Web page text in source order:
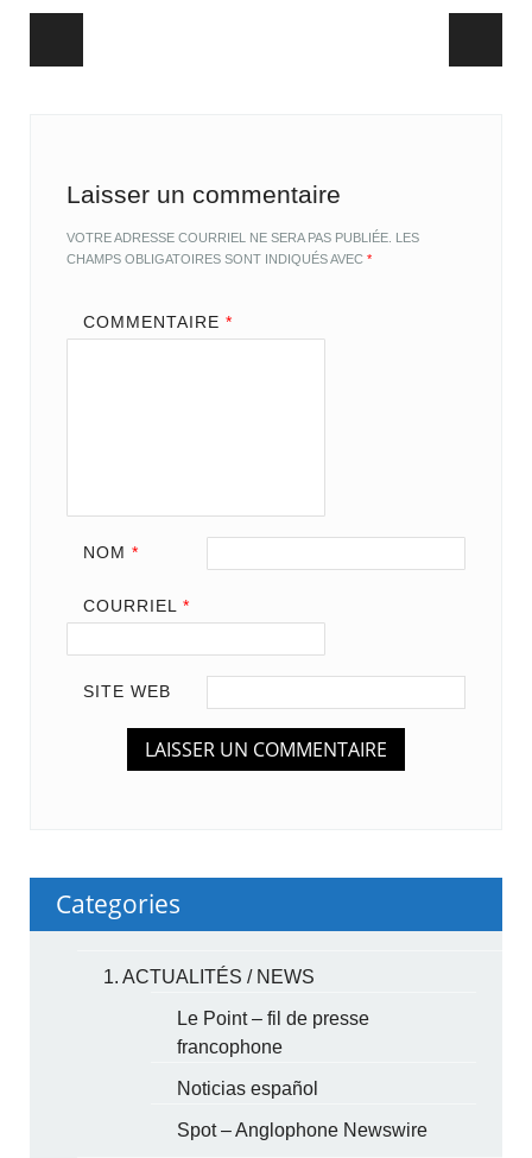
Post navigation
Laisser un commentaire
VOTRE ADRESSE COURRIEL NE SERA PAS PUBLIÉE. LES
CHAMPS OBLIGATOIRES SONT INDIQUÉS AVEC*
COMMENTAIRE *
NOM *
COURRIEL *
SITE WEB
Categories
1. ACTUALITÉS / NEWS
Le Point – fil de presse
francophone
Noticias español
Spot – Anglophone Newswire